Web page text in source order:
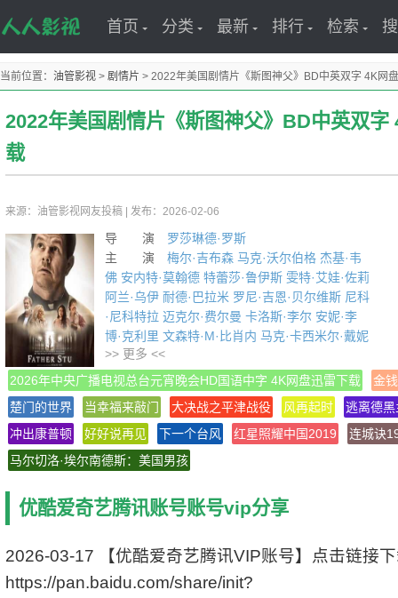
首页 分类 最新 排行 检索
当前位置： 油管影视 > 剧情片 > 2022年美国剧情片《斯图神父》BD中英双字 4K网
2022年美国剧情片《斯图神父》BD中英双字
载
来源：油管影视网友投稿 发布：2026-02-06
导 演 罗莎琳德·罗斯
主 演 梅尔·吉布森 马克·沃尔伯格 杰基·韦
佛 安内特·莫翰德 特蕾莎·鲁伊斯 雯特·艾娃·佐莉
阿兰·乌伊 耐德·巴拉米 罗尼·吉恩·贝尔维斯 尼科
·尼科特拉 迈克尔·费尔曼 卡洛斯·李尔 安妮·李
博·克利里 文森特·M·比肖内 马克·卡西米尔·戴妮
奇斯 詹姆斯·亨特
年 份2022
译 名 斯图
片 名 Father Stu
产 地 美国
类 别 剧情
语 言 英语
上映日期 2022-04-13(加拿大)/2022-04-15(美
IMDb评分 6.8/10 from 3400 users
视频尺寸 1920 x 1080
>> 更多 <<
2026年中央广播电视总台元宵晚会HD国语中字 4K网盘迅雷下载
金
楚门的世界
当幸福来敲门 大决战之平津战役 风再起时
逃离德黑
冲出康普顿
好好说再见 下一个台风 红星照耀中国2019
连城诀
马尔切洛·埃尔南德斯：美国男孩
优酷爱奇艺腾讯账号账号vip分享
2026-03-17 【优酷爱奇艺腾讯VIP账号】点击链接
https://pan.baidu.com/share/init?